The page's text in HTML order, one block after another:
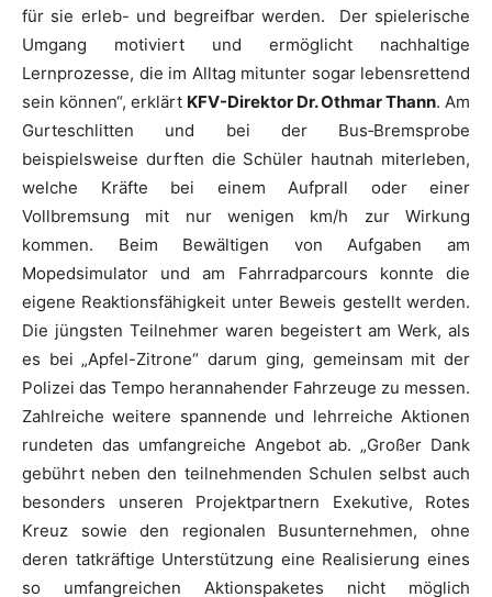
für sie erleb- und begreifbar werden. Der spielerische
Umgang motiviert und ermöglicht nachhaltige
Lernprozesse, die im Alltag mitunter sogar lebensrettend
sein können“, erklärt KFV-Direktor Dr. Othmar Thann. Am
Gurteschlitten und bei der Bus‐Bremsprobe
beispielsweise durften die Schüler hautnah miterleben,
welche Kräfte bei einem Aufprall oder einer
Vollbremsung mit nur wenigen km/h zur Wirkung
kommen. Beim Bewältigen von Aufgaben am
Mopedsimulator und am Fahrradparcours konnte die
eigene Reaktionsfähigkeit unter Beweis gestellt werden.
Die jüngsten Teilnehmer waren begeistert am Werk, als
es bei „Apfel-Zitrone“ darum ging, gemeinsam mit der
Polizei das Tempo herannahender Fahrzeuge zu messen.
Zahlreiche weitere spannende und lehrreiche Aktionen
rundeten das umfangreiche Angebot ab. „Großer Dank
gebührt neben den teilnehmenden Schulen selbst auch
besonders unseren Projektpartnern Exekutive, Rotes
Kreuz sowie den regionalen Busunternehmen, ohne
deren tatkräftige Unterstützung eine Realisierung eines
so umfangreichen Aktionspaketes nicht möglich